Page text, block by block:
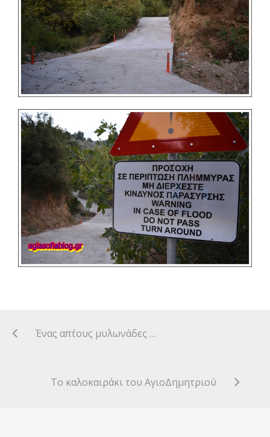
Ένας απ΄τους μυλωνάδες …
Το καλοκαιράκι του AγιοΔημητριού